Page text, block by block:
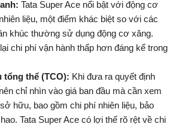
Tata Super Ace nổi bật với động cơ
liệu, một điểm khác biệt so với các
khúc thường sử dụng động cơ xăng.
chi phí vận hành thấp hơn đáng kể trong
thể (TCO): Khi đưa ra quyết định
chỉ nhìn vào giá ban đầu mà cần xem
hữu, bao gồm chi phí nhiên liệu, bảo
Tata Super Ace có lợi thế rõ rệt về chi